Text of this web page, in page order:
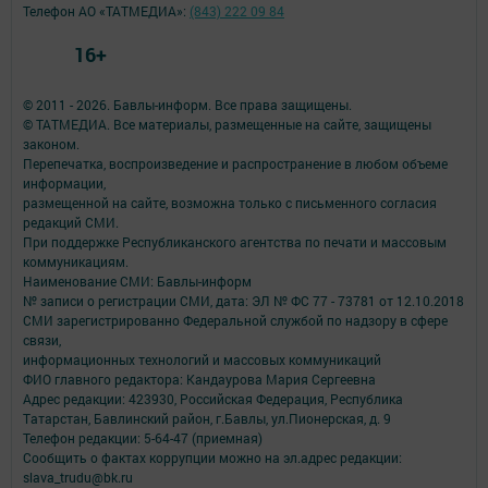
© 2011 - 2026. Бавлы-информ. Все права защищены.
© ТАТМЕДИА. Все материалы, размещенные на сайте, защищены
законом.
Перепечатка, воспроизведение и распространение в любом объеме
информации,
размещенной на сайте, возможна только с письменного согласия
редакций СМИ.
При поддержке Республиканского агентства по печати и массовым
коммуникациям.
Наименование СМИ: Бавлы-информ
№ записи о регистрации СМИ, дата: ЭЛ № ФС 77 - 73781 от 12.10.2018
СМИ зарегистрированно Федеральной службой по надзору в сфере
связи,
информационных технологий и массовых коммуникаций
ФИО главного редактора: Кандаурова Мария Сергеевна
Адрес редакции: 423930, Российская Федерация, Республика
Татарстан, Бавлинский район, г.Бавлы, ул.Пионерская, д. 9
Телефон редакции: 5-64-47 (приемная)
Сообщить о фактах коррупции можно на эл.адрес редакции:
slava_trudu@bk.ru
Телефон АО «ТАТМЕДИА»: (843) 222 09 84
16+